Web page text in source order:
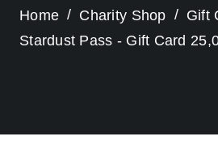
Home Charity Shop
Gift
Stardust Pass - Gift Card